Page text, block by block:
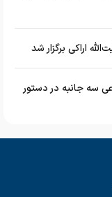
اراکی برگزار شد
سه جانبه در دستور